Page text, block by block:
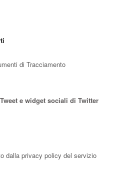
di Tracciamento
e widget sociali di Twitter
dalla privacy policy del servizio